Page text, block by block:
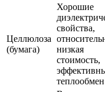
Целлюлоза
(бумага)
Хорошие
свойства,
низкая
стоимость,
теплообмен